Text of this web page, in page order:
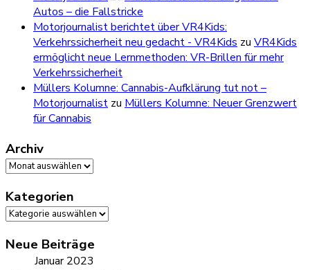
Autos – die Fallstricke
Motorjournalist berichtet über VR4Kids:
Verkehrssicherheit neu gedacht - VR4Kids zu VR4Kids
ermöglicht neue Lernmethoden: VR-Brillen für mehr
Verkehrssicherheit
Müllers Kolumne: Cannabis-Aufklärung tut not –
Motorjournalist zu Müllers Kolumne: Neuer Grenzwert
für Cannabis
Archiv
Archiv
Kategorien
Kategorien
Neue Beiträge
Januar 2023